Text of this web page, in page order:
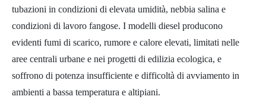
tubazioni in condizioni di elevata umidità, nebbia salina e
condizioni di lavoro fangose. I modelli diesel producono
evidenti fumi di scarico, rumore e calore elevati, limitati nelle
aree centrali urbane e nei progetti di edilizia ecologica, e
soffrono di potenza insufficiente e difficoltà di avviamento in
ambienti a bassa temperatura e altipiani.